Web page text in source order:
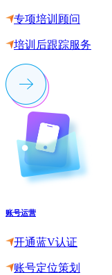
专项培训顾问
培训后跟踪服务
账号运营
开通蓝V认证
账号定位策划